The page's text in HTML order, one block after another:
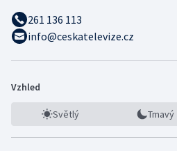
261 136 113
info@ceskatelevize.cz
Vzhled
Světlý Tmavý